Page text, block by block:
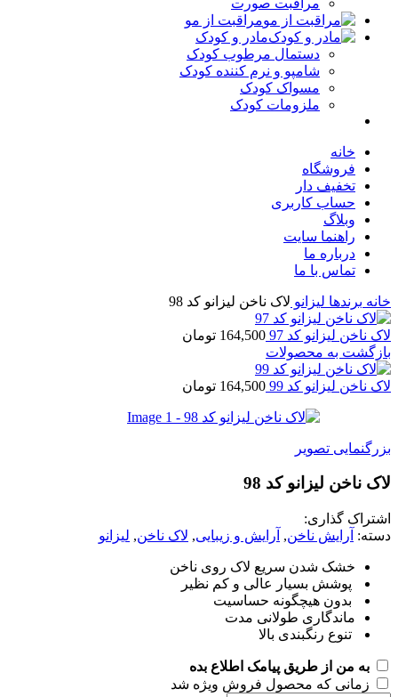
مراقبت صورت
مراقبت از مو
مادر و کودک
دستمال مرطوب کودک
شامپو و نرم کننده کودک
مسواک کودک
ملزومات کودک
خانه
فروشگاه
تخفیف دار
حساب کاربری
وبلاگ
راهنما سایت
درباره ما
تماس با ما
برندهالیزانولاک ناخن لیزانو کد 98
ناخن لیزانو کد 97 164,500 تومان
به محصولات
ناخن لیزانو کد 99 164,500 تومان
تصویر
ناخن لیزانو کد 98
گذاری:
آرایش ناخن, آرایش و زیبایی, لاک ناخن, لیزانو
خشک شدن سریع لاک روی ناخن
پوشش بسیار عالی و کم نظیر
بدون هیچگونه حساسیت
ماندگاری طولانی مدت
تنوع رنگبندی بالا
به من از طریق پیامک اطلاع بده
زمانی که محصول فروش ویژه شد